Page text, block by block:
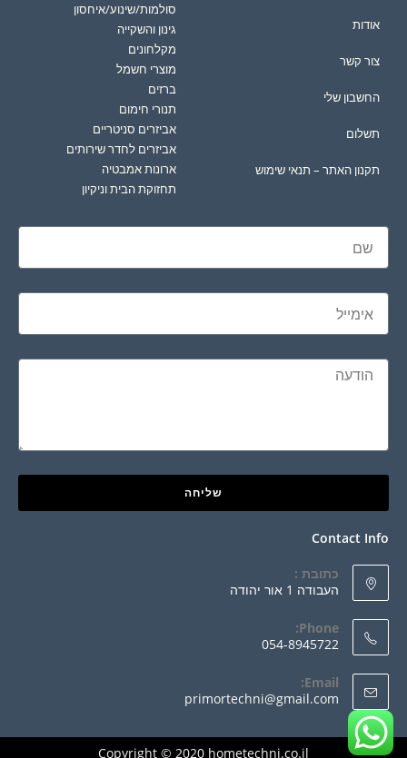
אודות
צור קשר
החשבון שלי
תשלום
תקנון האתר – תנאי שימוש
סולמות/שינוע/איחסון
גינון והשקייה
מקלחונים
מוצרי חשמל
ברזים
תנורי חימום
אביזרים סניטריים
אביזרים לחדר שירותים
ארונות אמבטיה
תחזוקת הבית וניקיון
שליחה
Contact Info
כתובת :
העבודה 1 אור יהודה
Phone:
054-8945722
Email:
primortechni@gmail.com
Copyright © 2020 hometechni.co.il